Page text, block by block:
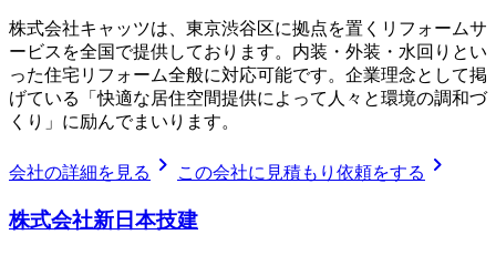
株式会社キャッツは、東京渋谷区に拠点を置くリフォームサ
ービスを全国で提供しております。内装・外装・水回りとい
った住宅リフォーム全般に対応可能です。企業理念として掲
げている「快適な居住空間提供によって人々と環境の調和づ
くり」に励んでまいります。
会社の詳細を見る chevron_right この会社に見積もり依頼をする chevron_right
株式会社新日本技建